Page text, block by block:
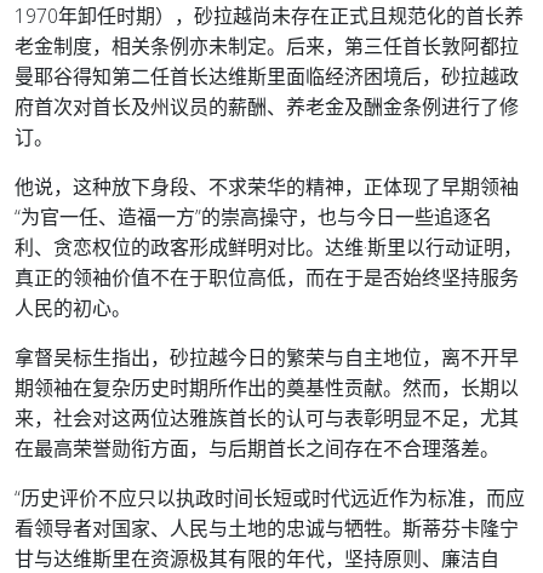
1970年卸任时期），砂拉越尚未存在正式且规范化的首长养
老金制度，相关条例亦未制定。后来，第三任首长敦阿都拉
曼耶谷得知第二任首长达维斯里面临经济困境后，砂拉越政
府首次对首长及州议员的薪酬、养老金及酬金条例进行了修
订。
他说，这种放下身段、不求荣华的精神，正体现了早期领袖
“为官一任、造福一方”的崇高操守，也与今日一些追逐名
利、贪恋权位的政客形成鲜明对比。达维·斯里以行动证明，
真正的领袖价值不在于职位高低，而在于是否始终坚持服务
人民的初心。
拿督吴标生指出，砂拉越今日的繁荣与自主地位，离不开早
期领袖在复杂历史时期所作出的奠基性贡献。然而，长期以
来，社会对这两位达雅族首长的认可与表彰明显不足，尤其
在最高荣誉勋衔方面，与后期首长之间存在不合理落差。
“历史评价不应只以执政时间长短或时代远近作为标准，而应
看领导者对国家、人民与土地的忠诚与牺牲。斯蒂芬卡隆宁
甘与达维斯里在资源极其有限的年代，坚持原则、廉洁自